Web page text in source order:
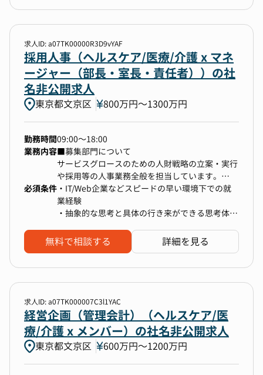
- 銀行対応
・IPO準備
- IPOに向けた会計基準の整備
- 監査法人対応、審査対応
- 開示資料の作成
合）
- J-SOX（内部統制報告制度）対応
- 会計監査人・監査法人対応
- 内部監査対応
・会計・税務に関する社内助言
- 新規案件等に関する会計・税務面での助言・
量子産業が夢の誤り耐性量子コンピュータの実現
に向けて大きな転換期を迎えているいまを量子コ
ンピュータソフトウェア開発企業は更なる飛躍の
機会と捉え、
調達資金を活用して国内外で事業を推進していき
ます。
求人ID: a07TK00000R3D9vYAF
採用人事（ヘルスケア/医療/介護 x マネ
ージャー（部長・室長・責任者））の社
名非公開求人
東京都文京区 800万円〜1300万円
勤務時間09:00～18:00
業務内容■募集部門について
サービスグロースのための人財戦略の立案・実行
や採用等の人事業務全般を担当しています。
組織は、人事担当役員やタスクマネージャーを中
心に少数精鋭の構成となっていますが、近年のサ
ービス拡大に伴う入社人数の増大に伴い、人事体
人事面においてもまだまだやりたいこと/やるべ
きことや実現できていないことが多い状況である
■業務内容
【業務領域】
・事業及び組織成長のための人事領域全般
（入社当初は中途採用領域を中心に担当いただき
ますが、今後発生する可能性のある新卒採用の立
ち上げや人事制度・タレントマネジメント・育成
必須条件 ・IT/Web企業などスピードの早い環境下での就
業経験
・抽象的な思考と具体の行き来ができる思考体力
できる力
・コミュニケーション能力が高く、組織をまたが
無料で相談する 詳細を見る
求人ID: a07TK000007C3l1YAC
経営企画（管理会計）（ヘルスケア/医
療/介護 x メンバー）の社名非公開求人
東京都文京区 600万円〜1200万円